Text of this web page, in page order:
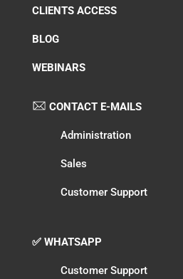
CLIENTS ACCESS
BLOG
WEBINARS
CONTACT E-MAILS
Administration
Sales
Customer Support
✅ WHATSAPP
Customer Support